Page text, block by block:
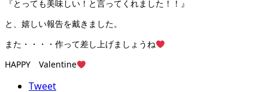
『とっても美味しい！と言ってくれました！！』
と、嬉しい報告を戴きました。
また・・・・作って差し上げましょうね
HAPPY Valentine
Tweet